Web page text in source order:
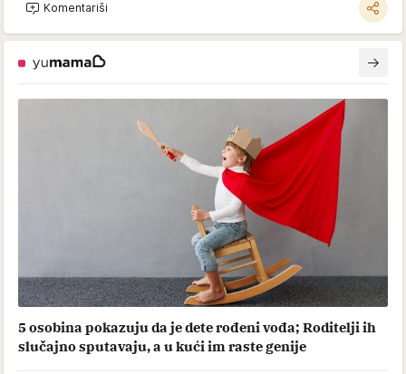
Komentariši
5 osobina pokazuju da je dete rođeni vođa; Roditelji ih
slučajno sputavaju, a u kući im raste genije